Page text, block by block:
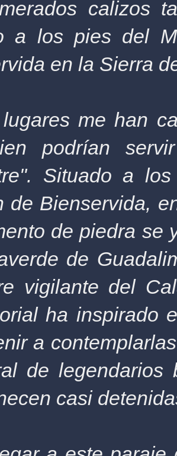
calizos
a los pies del
en la Sierra
me han
podrían
Situado a
de Bienservida,
de piedra se
de
vigilante del
ha inspirado
a
de legendarios
casi